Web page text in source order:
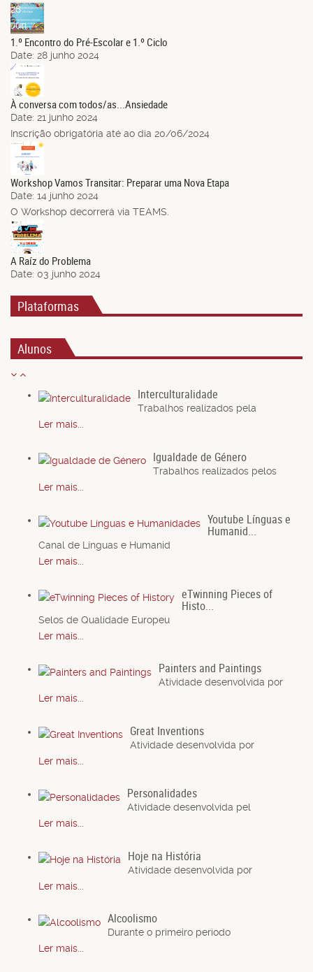
28
Jun.
1.º Encontro do Pré-Escolar e 1.º Ciclo
Date: 28 junho 2024
21
Jun.
À conversa com todos/as...Ansiedade
Date: 21 junho 2024
Inscrição obrigatória até ao dia 20/06/2024
Jun.
Workshop Vamos Transitar: Preparar uma Nova Etapa
Date: 14 junho 2024
O Workshop decorrerá via TEAMS.
03
Jun.
A Raíz do Problema
Date: 03 junho 2024
Plataformas
Alunos
Interculturalidade
Trabalhos realizados pela
Ler mais...
Igualdade de Género
Trabalhos realizados pelos
Ler mais...
Youtube Línguas e
Humanid...
Canal de Línguas e Humanid
Ler mais...
eTwinning Pieces of
Histo...
Selos de Qualidade Europeu
Ler mais...
Painters and Paintings
Atividade desenvolvida por
Ler mais...
Great Inventions
Atividade desenvolvida por
Ler mais...
Personalidades
Atividade desenvolvida pel
Ler mais...
Hoje na História
Atividade desenvolvida por
Ler mais...
Alcoolismo
Durante o primeiro período
Ler mais...